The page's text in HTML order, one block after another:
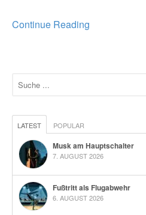
Continue Reading
LATEST POPULAR
Musk am Hauptschalter
7. AUGUST 2026
Fußtritt als Flugabwehr
6. AUGUST 2026